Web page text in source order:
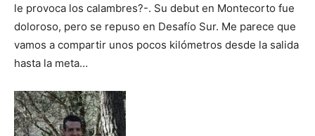
le provoca los calambres?-. Su debut en Montecorto fue
doloroso, pero se repuso en Desafío Sur. Me parece que
vamos a compartir unos pocos kilómetros desde la salida
hasta la meta…